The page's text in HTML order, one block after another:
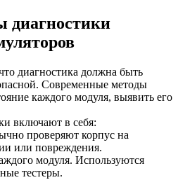
диагностика должна быть
Современные методы
каждого модуля, выявить его
включают в себя:
проверяют корпус на
или повреждения.
модуля. Используются
тестеры.